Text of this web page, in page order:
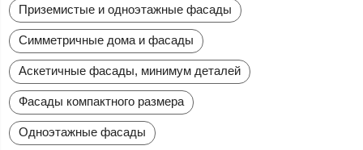
Приземистые и одноэтажные фасады
Симметричные дома и фасады
Аскетичные фасады, минимум деталей
Фасады компактного размера
Одноэтажные фасады